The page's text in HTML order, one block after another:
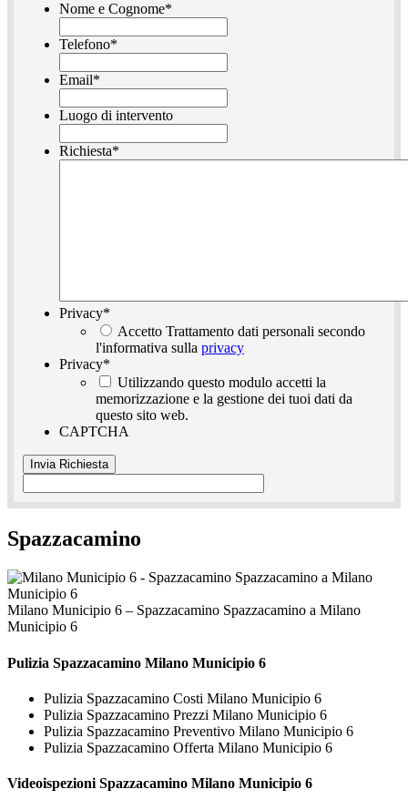
Nome e Cognome*
Telefono*
Email*
Luogo di intervento
Richiesta*
Privacy*
Accetto Trattamento dati personali secondo
l'informativa sulla privacy
Privacy*
Utilizzando questo modulo accetti la
memorizzazione e la gestione dei tuoi dati da
questo sito web.
CAPTCHA
Spazzacamino
Milano Municipio 6 – Spazzacamino Spazzacamino a Milano
Municipio 6
Pulizia Spazzacamino Milano Municipio 6
Pulizia Spazzacamino Costi Milano Municipio 6
Pulizia Spazzacamino Prezzi Milano Municipio 6
Pulizia Spazzacamino Preventivo Milano Municipio 6
Pulizia Spazzacamino Offerta Milano Municipio 6
Videoispezioni Spazzacamino Milano Municipio 6